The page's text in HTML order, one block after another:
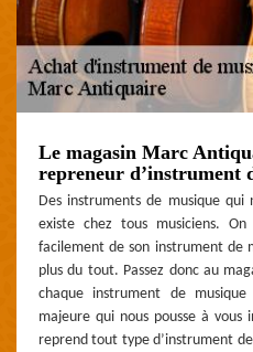
Le magasin Marc
repreneur d’instrument
Des instruments de musique qui
existe chez tous musiciens.
facilement de son instrument de
plus du tout. Passez donc au
chaque instrument de
majeure qui nous pousse à vous
reprend tout type d’instrument